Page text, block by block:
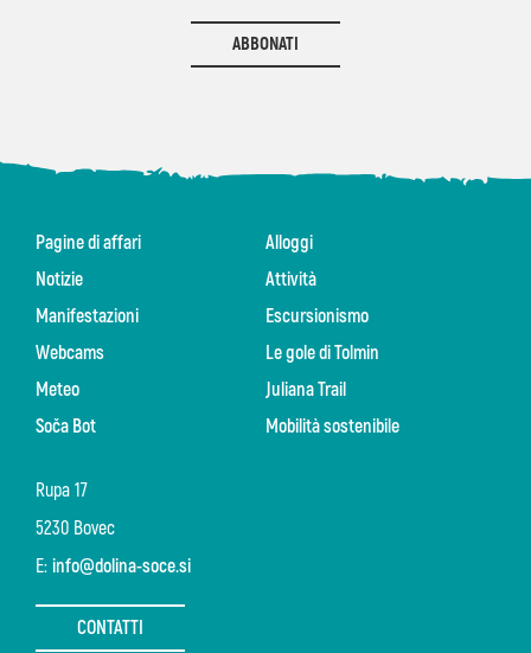
ABBONATI
Rupa 17
5230 Bovec
E: info@dolina-soce.si
CONTATTI
Pagine di affari
Notizie
Manifestazioni
Webcams
Meteo
Soča Bot
Alloggi
Attività
Escursionismo
Le gole di Tolmin
Juliana Trail
Mobilità sostenibile